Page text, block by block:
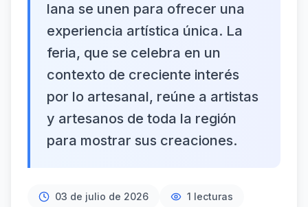
lana se unen para ofrecer una
experiencia artística única. La
feria, que se celebra en un
contexto de creciente interés
por lo artesanal, reúne a artistas
y artesanos de toda la región
para mostrar sus creaciones.
03 de julio de 2026 1 lecturas